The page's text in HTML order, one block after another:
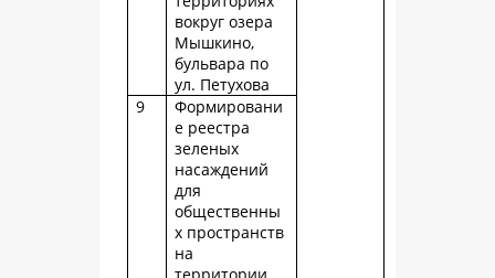
вокруг озера
Мышкино,
бульвара по
ул. Петухова
9
Формировани
е реестра
зеленых
насаждений
для
общественны
х пространств
на